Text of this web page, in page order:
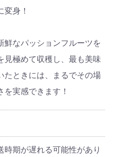
身！
鮮なパッションフルーツを
見極めて収穫し、最も美味
たときには、まるでその場
実感できます！
期が遅れる可能性があり